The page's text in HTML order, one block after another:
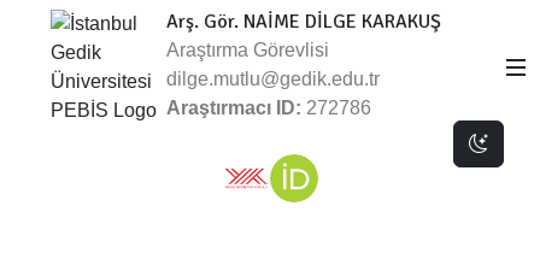
Dark
Arş. Gör. NAİME DİLGE KARAKUŞ
Araştırma Görevlisi
dilge.mutlu@gedik.edu.tr
Araştırmacı ID: 272786